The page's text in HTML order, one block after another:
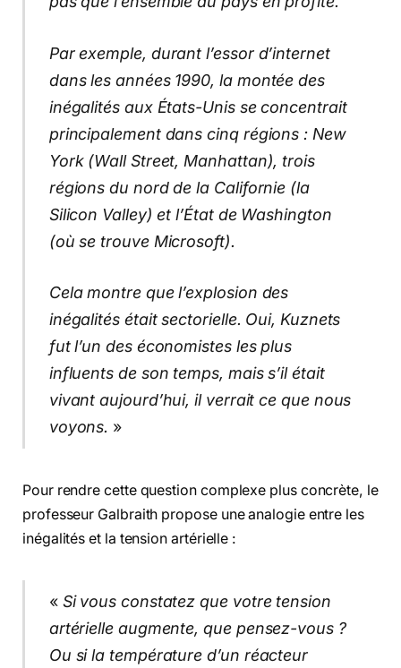
Par exemple, durant l’essor d’internet
dans les années 1990, la montée des
inégalités aux États-Unis se concentrait
principalement dans cinq régions : New
York (Wall Street, Manhattan), trois
régions du nord de la Californie (la
Silicon Valley) et l’État de Washington
(où se trouve Microsoft).
Cela montre que l’explosion des
inégalités était sectorielle. Oui, Kuznets
fut l’un des économistes les plus
influents de son temps, mais s’il était
vivant aujourd’hui, il verrait ce que nous
voyons. »
Pour rendre cette question complexe plus concrète, le
professeur Galbraith propose une analogie entre les
inégalités et la tension artérielle :
«Si vous constatez que votre tension
artérielle augmente, que pensez-vous ?
Ou si la température d’un réacteur